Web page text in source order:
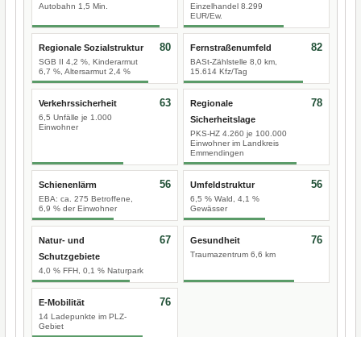
Autobahn 1,5 Min.
Einzelhandel 8.299
EUR/Ew.
Regionale Sozialstruktur
SGB II 4,2 %, Kinderarmut
6,7 %, Altersarmut 2,4 %
80 Fernstraßenumfeld
BASt-Zählstelle 8,0 km,
15.614 Kfz/Tag
82
Verkehrssicherheit
6,5 Unfälle je 1.000
Einwohner
63
Regionale
Sicherheitslage
PKS-HZ 4.260 je 100.000
Einwohner im Landkreis
Emmendingen
78
Schienenlärm
EBA: ca. 275 Betroffene,
6,9 % der Einwohner
56 Umfeldstruktur
6,5 % Wald, 4,1 %
Gewässer
56
Natur- und
Schutzgebiete
4,0 % FFH, 0,1 % Naturpark
67 Gesundheit
Traumazentrum 6,6 km
76
E-Mobilität
14 Ladepunkte im PLZ-
Gebiet
76